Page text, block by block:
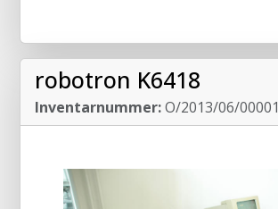
robotron K6418
Inventarnummer:O/2013/06/00001